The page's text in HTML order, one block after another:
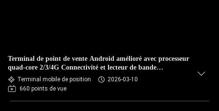
Terminal de point de vente Android amélioré avec processeur
quad-core 2/3/4G Connectivité et lecteur de bande
magnétique
Terminal mobile de position
2026-03-10
660 points de vue